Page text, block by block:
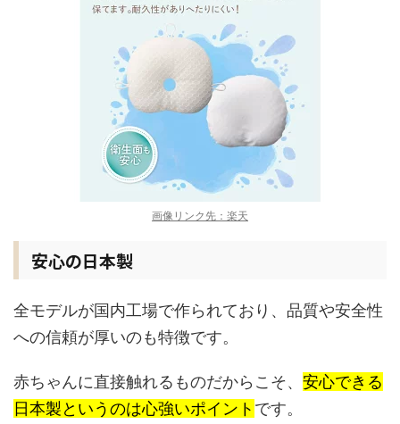
画像リンク先：楽天
安心の日本製
全モデルが国内工場で作られており、品質や安全性
への信頼が厚いのも特徴です。
赤ちゃんに直接触れるものだからこそ、 安心できる
日本製というのは心強いポイント です。